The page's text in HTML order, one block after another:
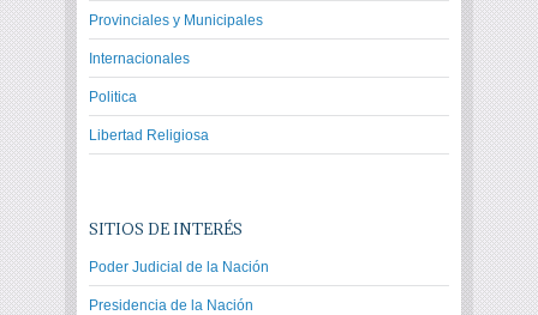
Provinciales y Municipales
Internacionales
Politica
Libertad Religiosa
SITIOS DE INTERÉS
Poder Judicial de la Nación
Presidencia de la Nación